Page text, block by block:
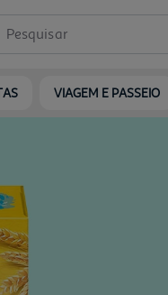
Pesquisar
VIAGEM E PASSEIO